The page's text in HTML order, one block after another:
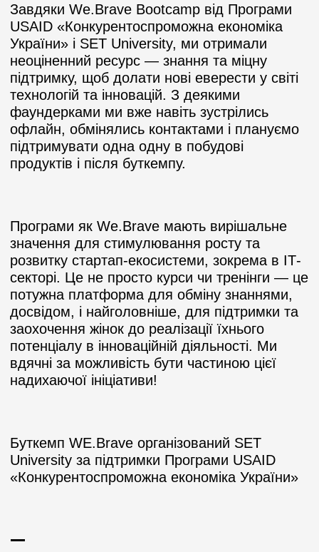
Завдяки We.Brave Bootcamp від Програми
USAID «Конкурентоспроможна економіка
України» і SET University, ми отримали
неоціненний ресурс — знання та міцну
підтримку, щоб долати нові еверести у світі
технологій та інновацій. З деякими
фаундерками ми вже навіть зустрілись
офлайн, обмінялись контактами і плануємо
підтримувати одна одну в побудові
продуктів і після буткемпу.
Програми як We.Brave мають вирішальне
значення для стимулювання росту та
розвитку стартап-екосистеми, зокрема в ІТ-
секторі. Це не просто курси чи тренінги — це
потужна платформа для обміну знаннями,
досвідом, і найголовніше, для підтримки та
заохочення жінок до реалізації їхнього
потенціалу в інноваційній діяльності. Ми
вдячні за можливість бути частиною цієї
надихаючої ініціативи!
Буткемп WE.Brave організований SET
University за підтримки Програми USAID
«Конкурентоспроможна економіка України»
—